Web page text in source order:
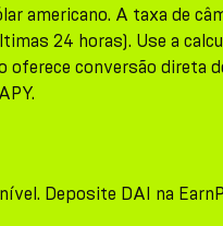
americano. A taxa de
24 horas). Use a
oferece conversão direta
Deposite DAI na